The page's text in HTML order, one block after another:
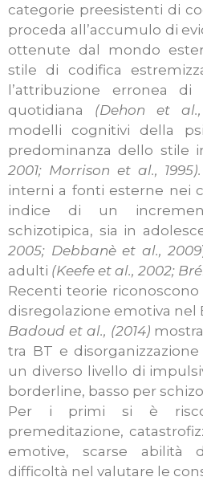
categorie preesistenti di
proceda all’accumulo di
ottenute dal mondo
stile di codifica
l’attribuzione erronea
quotidiana (Dehon et al.,
modelli cognitivi della
predominanza dello stile
2001; Morrison et al.,
interni a fonti esterne nei
indice di un
schizotipica, sia in
2005; Debbanè et al., 2009
adulti (Keefe et al., 2002;
Recenti teorie
disregolazione emotiva nel
Badoud et al., (2014)
tra BT e
un diverso livello di
borderline, basso per
Per i primi si è
premeditazione,
emotive, scarse abilità
difficoltà nel valutare le